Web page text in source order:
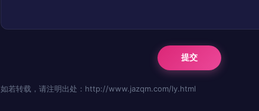
如若转载，请注明出处：http://www.jazqm.com/ly.html